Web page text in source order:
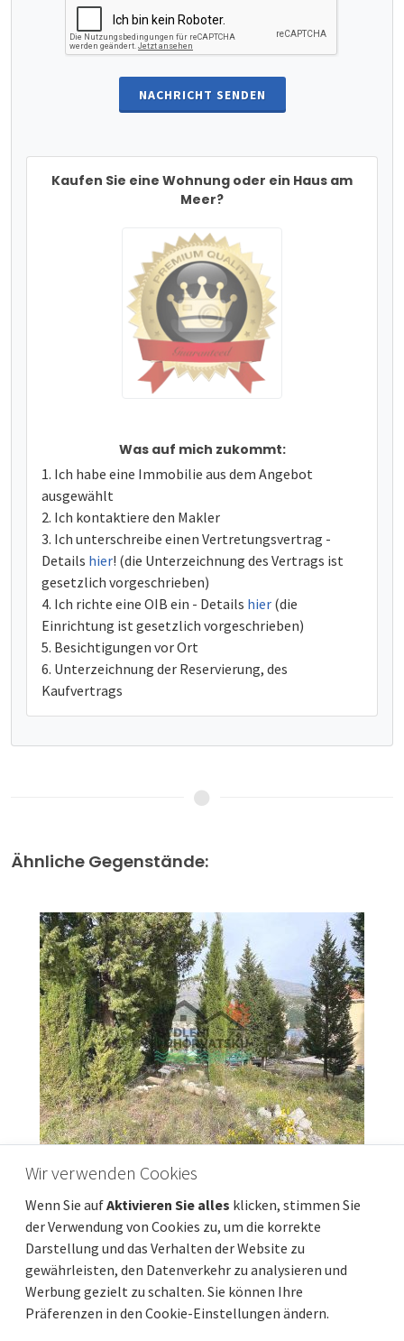
NACHRICHT SENDEN
Kaufen Sie eine Wohnung oder ein Haus am
Meer?
Was auf mich zukommt:
Ich habe eine Immobilie aus dem Angebot
ausgewählt
Ich kontaktiere den Makler
Ich unterschreibe einen Vertretungsvertrag -
Details hier! (die Unterzeichnung des Vertrags ist
gesetzlich vorgeschrieben)
Ich richte eine OIB ein - Details hier (die
Einrichtung ist gesetzlich vorgeschrieben)
Besichtigungen vor Ort
Unterzeichnung der Reservierung, des
Kaufvertrags
Ähnliche Gegenstände:
entfernt
Preis pro m2
210 €/m² Entfernung vom meer
80 m
Gesamtfläche
1 322 m² Gemeindeteil
Slano
Wir verwenden Cookies
Wenn Sie aufAktivieren Sie alles klicken, stimmen Sie
der Verwendung von Cookies zu, um die korrekte
Darstellung und das Verhalten der Website zu
gewährleisten, den Datenverkehr zu analysieren und
Werbung gezielt zu schalten. Sie können Ihre
Präferenzen in den Cookie-Einstellungen ändern.